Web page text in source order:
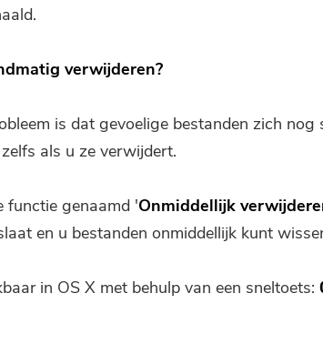
verwijderen?
is dat gevoelige bestanden zich nog
als u ze verwijdert.
functie genaamd 'Onmiddellijk
en u bestanden onmiddellijk kunt
in OS X met behulp van een sneltoets: